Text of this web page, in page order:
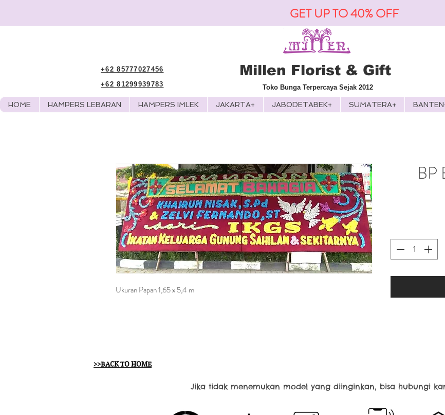
GET UP TO 40% OFF
+62 85777027456
+62 81299939783
Millen Florist & Gift
Toko Bunga Terpercaya Sejak 2012
HOME HAMPERS LEBARAN HAMPERS IMLEK JAKARTA+ JABODETABEK+ SUMATERA+
Ukuran Papan 1,65 x 5,4 m
BP
>>BACK TO HOME
Jika tidak menemukan model yang diinginkan, bisa hubungi